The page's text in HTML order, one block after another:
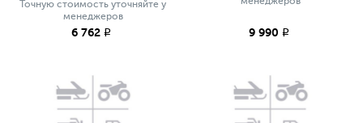
Точную стоимость уточняйте у
менеджеров
6 762 q 9 990 q